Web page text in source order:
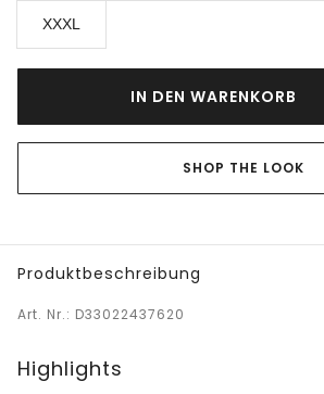
XXXL
IN DEN WARENKORB
SHOP THE LOOK
Produktbeschreibung
Art. Nr.: D33022437620
Highlights